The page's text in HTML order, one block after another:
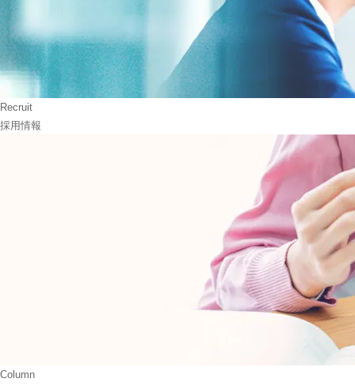
Recruit
採用情報
Column